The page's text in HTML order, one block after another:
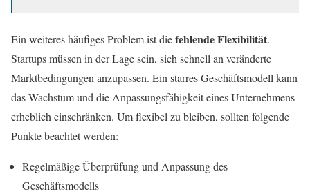
Ein weiteres häufiges Problem ist diefehlende Flexibilität.
Startups müssen in der Lage sein, sich schnell an veränderte
Marktbedingungen anzupassen. Ein starres Geschäftsmodell kann
das Wachstum und die Anpassungsfähigkeit eines Unternehmens
erheblich einschränken. Um flexibel zu bleiben, sollten folgende
Punkte beachtet werden:
Regelmäßige Überprüfung und Anpassung des
Geschäftsmodells